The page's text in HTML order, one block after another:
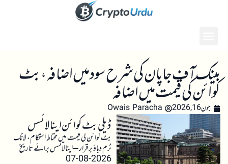
بینک آف جاپان کی شرح سود میں اضافہ، بٹ
کوائن کی قیمت میں اضافہ
جون 16, 2026 Owais Paracha
ڈیلی بٹ کوائن اینالائسس
بٹ کوائن کی قیمت میں محتاط استحکام، لانگ
ٹرم دباؤ برقرار – اینالائسس برائے تاریخ
2026-08-07